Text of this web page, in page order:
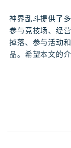
神界乱斗提供了
参与竞技场、经
掉落、参与活动
品。希望本文的